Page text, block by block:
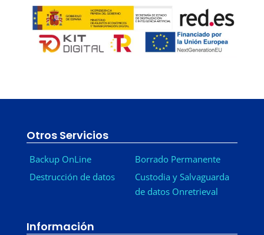
Otros Servicios
Backup OnLine
Destrucción de datos
Borrado Permanente
Custodia y Salvaguarda
de datos Onretrieval
Información